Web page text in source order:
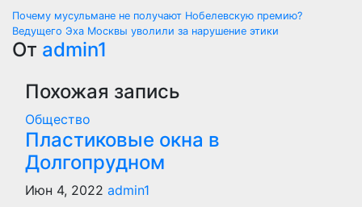
Навигация
по
записям
Почему мусульмане не получают Нобелевскую премию?
Ведущего Эха Москвы уволили за нарушение этики
От admin1
Похожая запись
Общество
Пластиковые окна в
Долгопрудном
Июн 4, 2022 admin1